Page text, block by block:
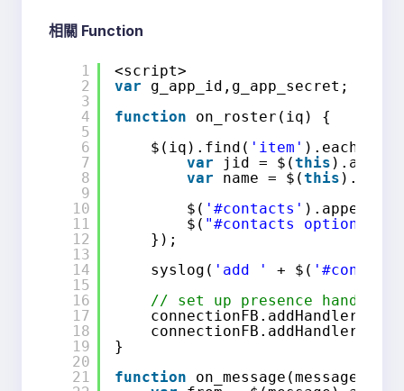
相關 Function​
1
2
3
4
5
6
7
8
9
10
11
12
13
14
15
16
17
18
19
20
21
<script>
var
g_app_id,g_app_secret;
function
on_roster(iq) {
$(iq).find( 'item' ).each(
var
jid = $(this ).attr(
var
name = $(this ).attr(
$( '#contacts' ).append(
$( "#contacts
});
syslog( 'add ' + $(
// set up presence handler
}
function
on_message(message) {